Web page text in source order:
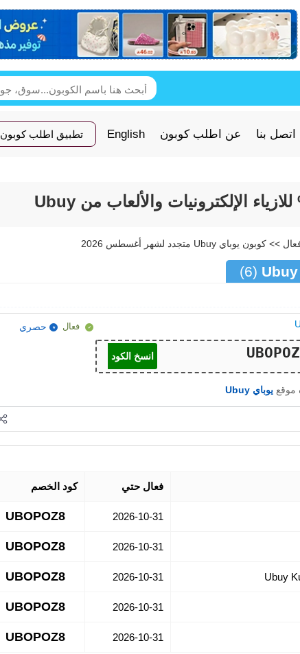
اتصل بنا عن اطلب كوبون English تطبيق اطلب كوبون
(6)
فعال حصري
انسخ الكود
موقعيوباي Ubuy
فعال حتي كود الخصم
2026-10-31
UBOPOZ8
2026-10-31
UBOPOZ8
2026-10-31
UBOPOZ8
2026-10-31
UBOPOZ8
2026-10-31
UBOPOZ8